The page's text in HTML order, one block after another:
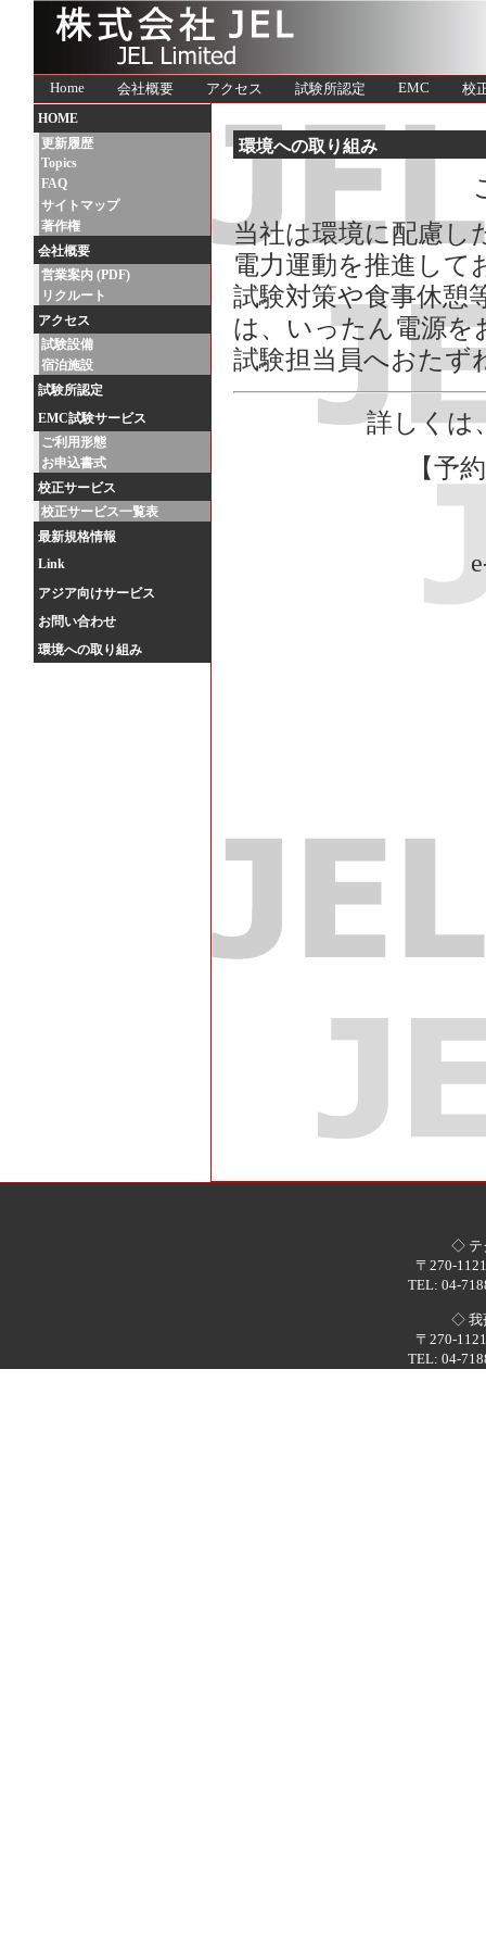
Home 会社概要 アクセス 試験所認定 EMC 校
環境への取り組み
当社は環境に配慮し
電力運動を推進して
試験対策や食事休憩
は、いったん電源を
試験担当員へおたず
詳しくは
【予
HOME
更新履歴
Topics
FAQ
サイトマップ
著作権
会社概要
営業案内 (PDF)
リクルート
アクセス
試験設備
宿泊施設
試験所認定
EMC試験サービス
ご利用形態
お申込書式
校正サービス
校正サービス一覧表
最新規格情報
Link
アジア向けサービス
お問い合わせ
環境への取り組み
◇ テ
〒270-
TEL: 04-
◇ 我
〒270-
TEL: 04-